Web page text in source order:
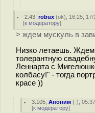
2.43 ,robux (ok), 16:25, 17/
[к модератору]
> ждем мускуль в
Низко летаешь. Ждем
толерантную
Леннарта с
колбасу!" - тогда
красе ))
3.105 ,Аноним (-),
[к модератору]